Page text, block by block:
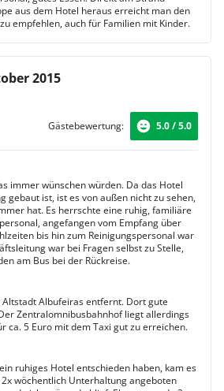
aus dem Hotel heraus erreicht man den
empfehlen, auch für Familien mit Kinder.
2015
Gästebewertung: 5.0 / 5.0
immer wünschen würden. Da das Hotel
gebaut ist, ist es von außen nicht zu sehen,
hat. Es herrschte eine ruhig, familiäre
angefangen vom Empfang über
bis hin zum Reinigungspersonal war
war bei Fragen selbst zu Stelle,
am Bus bei der Rückreise.
Albufeiras entfernt. Dort gute
Zentralomnibusbahnhof liegt allerdings
ca. 5 Euro mit dem Taxi gut zu erreichen.
ruhiges Hotel entschieden haben, kam es
wöchentlich Unterhaltung angeboten